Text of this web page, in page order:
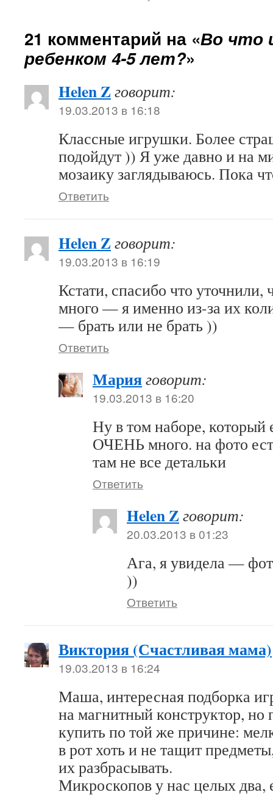
21 комментарий на «Во что
ребенком 4-5 лет?»
Helen Zговорит:
19.03.2013 в 16:18
Классные игрушки. Более
подойдут )) Я уже давно и на
мозаику заглядываюсь. Пока
Ответить
Helen Zговорит:
19.03.2013 в 16:19
Кстати, спасибо что уточнили,
много — я именно из-за их
— брать или не брать ))
Ответить
Марияговорит:
19.03.2013 в 16:20
Ну в том наборе, который
ОЧЕНЬ много. на фото
там не все детальки
Ответить
Helen Zговорит:
20.03.2013 в 01:23
Ага, я увидела —
))
Ответить
Виктория (Счастливая мама)
19.03.2013 в 16:24
Маша, интересная подборка
на магнитный конструктор,
купить по той же причине:
в рот хоть и не тащит
их разбрасывать.
Микроскопов у нас целых два,